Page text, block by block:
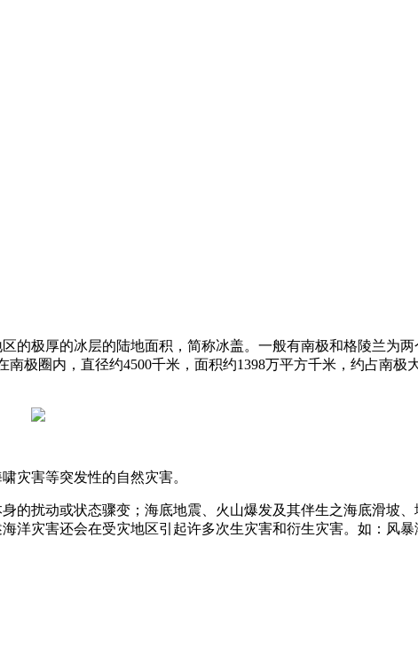
的极厚的冰层的陆地面积，简称冰盖。一般有南极和格陵兰为
极圈内，直径约4500千米，面积约1398万平方千米，约占南极
灾害等突发性的自然灾害。
的扰动或状态骤变；海底地震、火山爆发及其伴生之海底滑坡
洋灾害还会在受灾地区引起许多次生灾害和衍生灾害。如：风